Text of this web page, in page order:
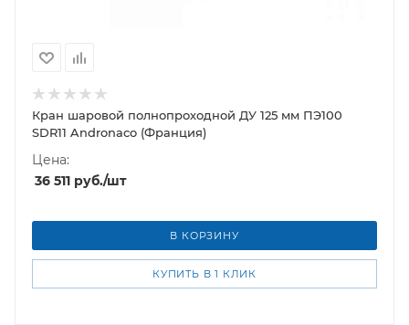
Кран шаровой полнопроходной ДУ 125 мм ПЭ100
SDR11 Andronaco (Франция)
Цена:
36 511 руб./шт
В КОРЗИНУ
КУПИТЬ В 1 КЛИК